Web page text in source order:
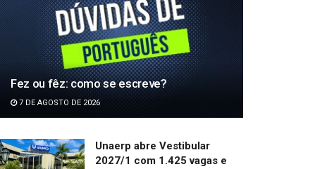
Fez ou fêz: como se escreve?
7 DE AGOSTO DE 2026
Unaerp abre Vestibular
2027/1 com 1.425 vagas e